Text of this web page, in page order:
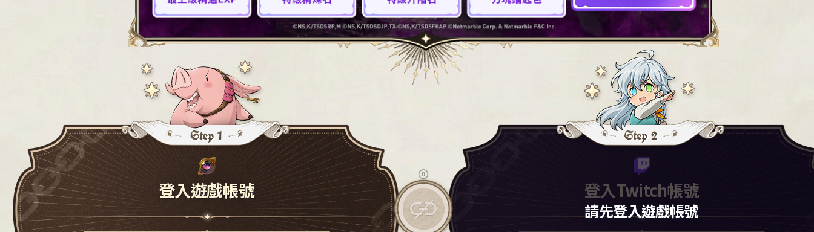
登入遊戲帳號 登入Twitch帳號
請先登入遊戲帳號